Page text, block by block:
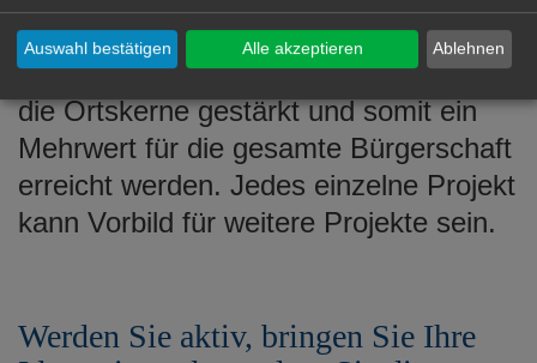
Umnutzung von Scheunen oder
Aufwertung von Grünflächen können
die Ortskerne gestärkt und somit ein
Mehrwert für die gesamte Bürgerschaft
erreicht werden. Jedes einzelne Projekt
kann Vorbild für weitere Projekte sein.
Werden Sie aktiv, bringen Sie Ihre
Ablehnen
Auswahl bestätigen Alle akzeptieren